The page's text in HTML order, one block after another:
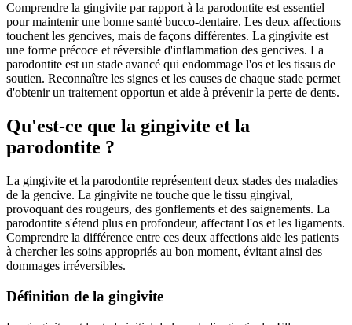
Comprendre la gingivite par rapport à la parodontite est essentiel
pour maintenir une bonne santé bucco-dentaire. Les deux affections
touchent les gencives, mais de façons différentes. La gingivite est
une forme précoce et réversible d'inflammation des gencives. La
parodontite est un stade avancé qui endommage l'os et les tissus de
soutien. Reconnaître les signes et les causes de chaque stade permet
d'obtenir un traitement opportun et aide à prévenir la perte de dents.
Qu'est-ce que la gingivite et la
parodontite ?
La gingivite et la parodontite représentent deux stades des maladies
de la gencive. La gingivite ne touche que le tissu gingival,
provoquant des rougeurs, des gonflements et des saignements. La
parodontite s'étend plus en profondeur, affectant l'os et les ligaments.
Comprendre la différence entre ces deux affections aide les patients
à chercher les soins appropriés au bon moment, évitant ainsi des
dommages irréversibles.
Définition de la gingivite